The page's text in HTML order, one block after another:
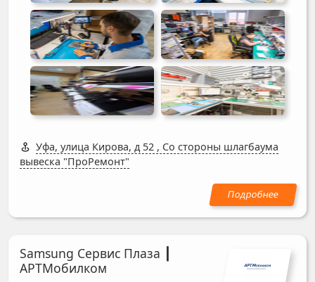
Уфа, улица Кирова, д 52 , Со стороны шлагбаума
вывеска "ПроРемонт"
Samsung Сервис Плаза ┃
АРТМобилком